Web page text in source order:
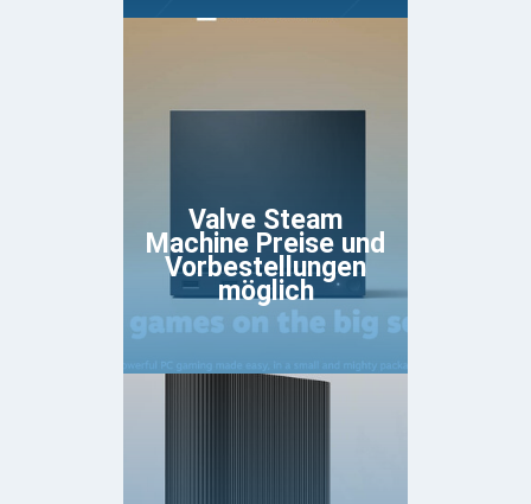
Valve Steam
Machine Preise und
Vorbestellungen
möglich